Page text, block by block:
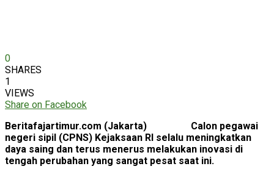
0
SHARES
1
VIEWS
Share on Facebook
Beritafajartimur.com (Jakarta) Calon pegawai
negeri sipil (CPNS) Kejaksaan RI selalu meningkatkan
daya saing dan terus menerus melakukan inovasi di
tengah perubahan yang sangat pesat saat ini.